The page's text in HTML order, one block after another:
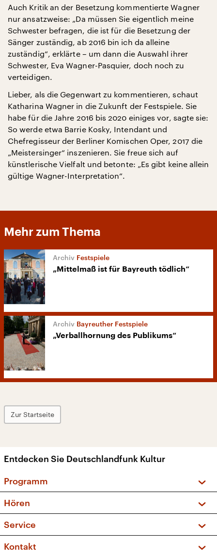
Auch Kritik an der Besetzung kommentierte Wagner
nur ansatzweise: „Da müssen Sie eigentlich meine
Schwester befragen, die ist für die Besetzung der
Sänger zuständig, ab 2016 bin ich da alleine
zuständig“, erklärte – um dann die Auswahl ihrer
Schwester, Eva Wagner-Pasquier, doch noch zu
verteidigen.
Lieber, als die Gegenwart zu kommentieren, schaut
Katharina Wagner in die Zukunft der Festspiele. Sie
habe für die Jahre 2016 bis 2020 einiges vor, sagte sie:
So werde etwa Barrie Kosky, Intendant und
Chefregisseur der Berliner Komischen Oper, 2017 die
„Meistersinger“ inszenieren. Sie freue sich auf
künstlerische Vielfalt und betonte: „Es gibt keine allein
gültige Wagner-Interpretation“.
Mehr zum Thema
Festspiele
„Mittelmaß ist für Bayreuth tödlich“
Bayreuther Festspiele
„Verballhornung des Publikums“
Zur Startseite
Entdecken Sie Deutschlandfunk Kultur
Programm
Sendungen und Podcasts
Musikliste
Kakadu – Das Kinderprogramm
Hören
Frequenzen (UKW + DAB+)
Service
FAQ
Kontakt